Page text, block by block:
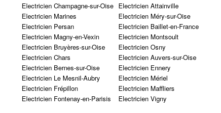
Electricien Champagne-sur-Oise
Electricien Marines
Electricien Persan
Electricien Magny-en-Vexin
Electricien Bruyères-sur-Oise
Electricien Chars
Electricien Bernes-sur-Oise
Electricien Le Mesnil-Aubry
Electricien Frépillon
Electricien Fontenay-en-Parisis
Electricien Attainville
Electricien Méry-sur-Oise
Electricien Baillet-en-France
Electricien Montsoult
Electricien Osny
Electricien Auvers-sur-Oise
Electricien Ennery
Electricien Mériel
Electricien Maffliers
Electricien Vigny